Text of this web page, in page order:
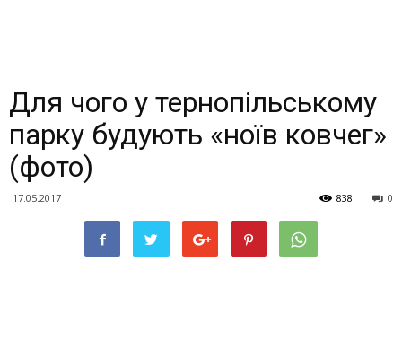
Для чого у тернопільському
парку будують «ноїв ковчег»
(фото)
17.05.2017 0
838